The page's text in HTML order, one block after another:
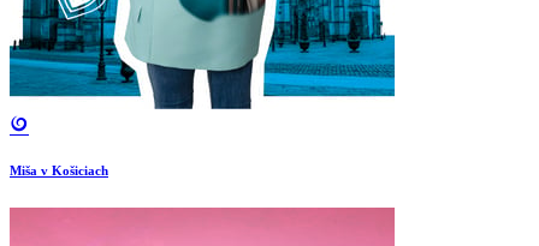
Miša v Košiciach